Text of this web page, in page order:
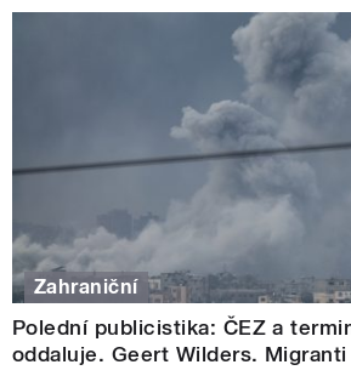
Zahraniční
Polední publicistika: ČEZ a
oddaluje. Geert Wilders.